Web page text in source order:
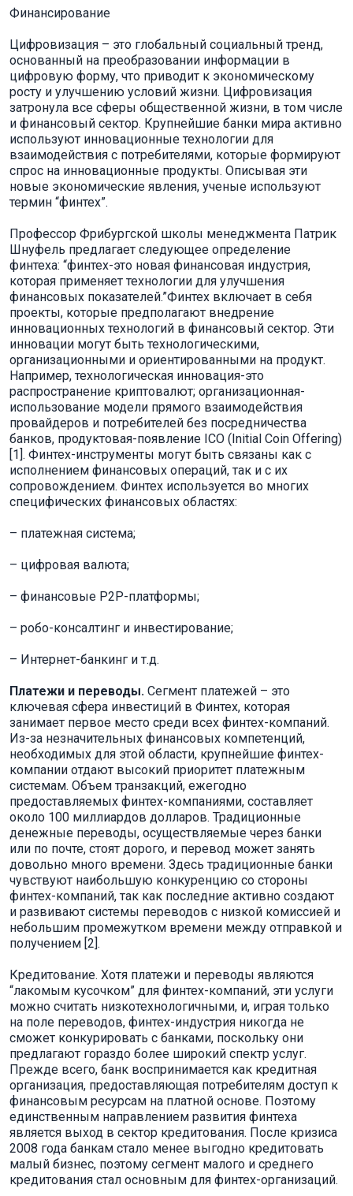
Финансирование
Цифровизация – это глобальный социальный тренд,
основанный на преобразовании информации в
цифровую форму, что приводит к экономическому
росту и улучшению условий жизни. Цифровизация
затронула все сферы общественной жизни, в том числе
и финансовый сектор. Крупнейшие банки мира активно
используют инновационные технологии для
взаимодействия с потребителями, которые формируют
спрос на инновационные продукты. Описывая эти
новые экономические явления, ученые используют
термин “финтех”.
Профессор Фрибургской школы менеджмента Патрик
Шнуфель предлагает следующее определение
финтеха: “финтех-это новая финансовая индустрия,
которая применяет технологии для улучшения
финансовых показателей.”Финтех включает в себя
проекты, которые предполагают внедрение
инновационных технологий в финансовый сектор. Эти
инновации могут быть технологическими,
организационными и ориентированными на продукт.
Например, технологическая инновация-это
распространение криптовалют; организационная-
использование модели прямого взаимодействия
провайдеров и потребителей без посредничества
банков, продуктовая-появление ICO (Initial Coin Offering)
[1]. Финтех-инструменты могут быть связаны как с
исполнением финансовых операций, так и с их
сопровождением. Финтех используется во многих
специфических финансовых областях:
– платежная система;
– цифровая валюта;
– финансовые P2P-платформы;
– робо-консалтинг и инвестирование;
– Интернет-банкинг и т.д.
Платежи и переводы. Сегмент платежей – это
ключевая сфера инвестиций в Финтех, которая
занимает первое место среди всех финтех-компаний.
Из-за незначительных финансовых компетенций,
необходимых для этой области, крупнейшие финтех-
компании отдают высокий приоритет платежным
системам. Объем транзакций, ежегодно
предоставляемых финтех-компаниями, составляет
около 100 миллиардов долларов. Традиционные
денежные переводы, осуществляемые через банки
или по почте, стоят дорого, и перевод может занять
довольно много времени. Здесь традиционные банки
чувствуют наибольшую конкуренцию со стороны
финтех-компаний, так как последние активно создают
и развивают системы переводов с низкой комиссией и
небольшим промежутком времени между отправкой и
получением [2].
Кредитование. Хотя платежи и переводы являются
“лакомым кусочком” для финтех-компаний, эти услуги
можно считать низкотехнологичными, и, играя только
на поле переводов, финтех-индустрия никогда не
сможет конкурировать с банками, поскольку они
предлагают гораздо более широкий спектр услуг.
Прежде всего, банк воспринимается как кредитная
организация, предоставляющая потребителям доступ к
финансовым ресурсам на платной основе. Поэтому
единственным направлением развития финтеха
является выход в сектор кредитования. После кризиса
2008 года банкам стало менее выгодно кредитовать
малый бизнес, поэтому сегмент малого и среднего
кредитования стал основным для финтех-организаций.